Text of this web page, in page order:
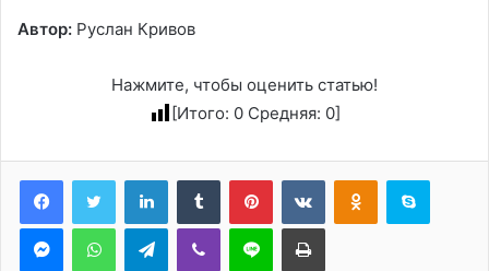
Автор: Руслан Кривов
Нажмите, чтобы оценить статью!
[Итого: 0Средняя: 0]
LinkedInTumblr PinterestВконтактеОдноклассники
Skype
MessengerWhatsAppTelegramViber Line Печатать